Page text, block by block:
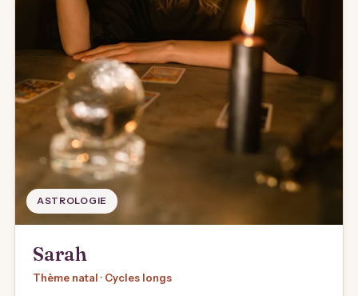
ASTROLOGIE
Sarah
Thème natal · Cycles longs